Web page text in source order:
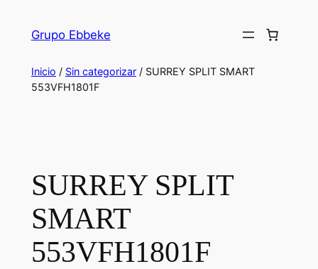
Grupo Ebbeke
Inicio / Sin categorizar/ SURREY SPLIT SMART
553VFH1801F
SURREY SPLIT
SMART
553VFH1801F